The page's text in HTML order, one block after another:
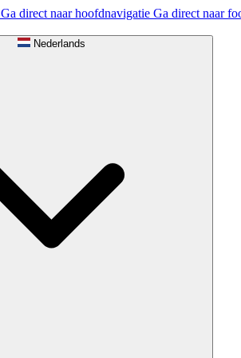
Ga direct naar hoofdnavigatie Ga direct naar
Nederlands